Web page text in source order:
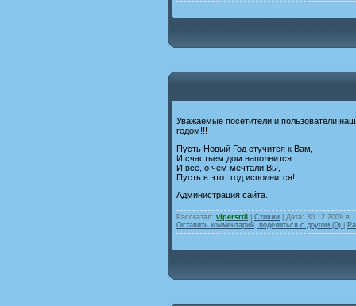
Уважаемые посетители и пользователи
годом!!!
Пусть Новый Год стучится к Вам,
И счастьем дом наполнится.
И всё, о чём мечтали Вы,
Пусть в этот год исполнится!
Администрация сайта.
Рассказал: vipersrt8 Стишки | Дата: 30.12.2009 в
Оставить комментарий, поделиться с другом (0)